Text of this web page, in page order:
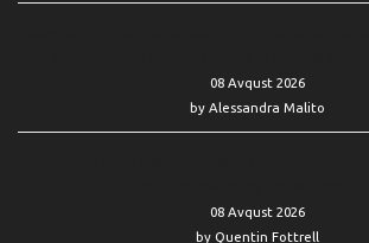
08 Avqust 2026
by Alessandra Malito
08 Avqust 2026
by Quentin Fottrell